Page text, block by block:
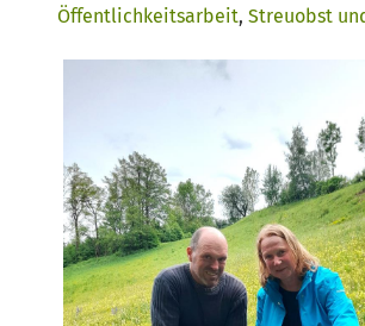
Öffentlichkeitsarbeit, Streuobst